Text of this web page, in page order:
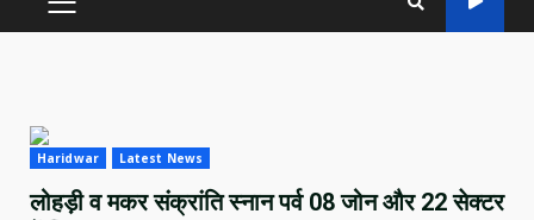
PRIMARY
Haridwar Latest News
लोहड़ी व मकर संक्रांति स्नान पर्व 08 जोन और 22 सेक्टर